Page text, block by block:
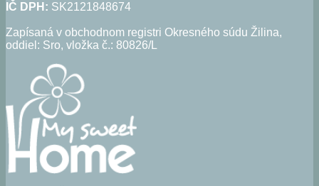
IČ DPH: SK2121848674
Zapísaná v obchodnom registri Okresného súdu Žilina,
oddiel: Sro, vložka č.: 80826/L